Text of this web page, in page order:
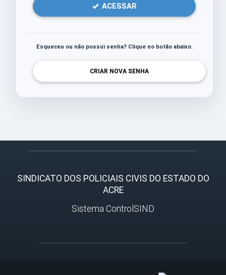
ACESSAR
Esqueceu ou não possui senha? Clique no botão abaixo.
CRIAR NOVA SENHA
SINDICATO DOS POLICIAIS CIVIS DO ESTADO DO
ACRE
Sistema ControlSIND